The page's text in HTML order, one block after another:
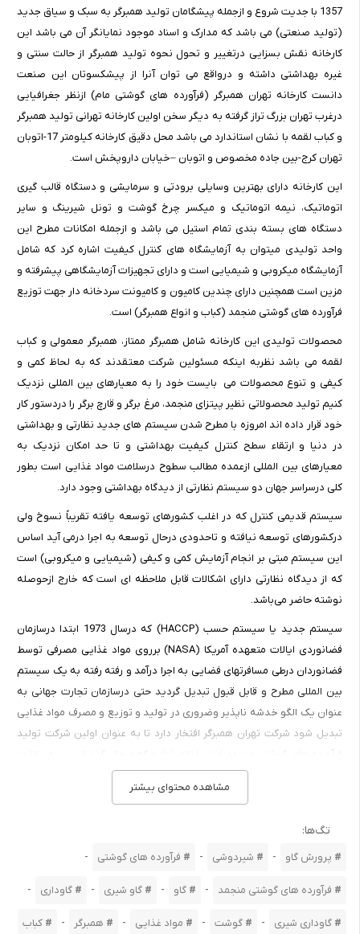
1357 با جدیت شروع و ازجمله پیشگامان تولید همبرگر به سبک و سیاق جدید
(تولید صنعتی) می باشد که مدارک و اسناد موجود نمایانگر آن می باشد این
کارخانه نقش بسزایی درتغییر و تحول نحوه تولید همبرگر از حالت سنتی و
غیره بهداشتی داشته و درواقع می توان آنرا از پیشکسوتان این صنعت
دانست کارخانه تهران همبرگر (فرآورده های گوشتی مام) ازنظر جغرافیایی
درغرب تهران بزرگ تراز گرفته به دیگر سخن اولین کارخانه تهرانی تولید همبرگر
و کباب لقمه با نشان استاندارد می باشد محل دقیق کارخانه کیلومتر 17-اتوبان
تهران کرج-بین جاده مخصوص و اتوبان –خیابان داروپخش است.
این کارخانه دارای بهترین وسایلی برودتی و سرمایشی و دستگاه قالب گیری
اتوماتیک، نیمه اتوماتیک و میکسر چرخ گوشت و تونل شیرینگ و سایر
دستگاه های بسته بندی تمام استیل می باشد و ازجمله امکانات مطرح این
واحد تولیدی میتوان به آزمایشگاه های کنترل کیفیت اشاره کرد که شامل
آزمایشگاه میکروبی و شیمیایی است و دارای تجهیزات آزمایشگاهی پیشرفته و
مزین است همچنین دارای چندین کامیون و کامیونت سردخانه دار جهت توزیع
فرآورده های گوشتی منجمد (کباب و انواع همبرگر) است.
محصولات تولیدی این کارخانه شامل همبرگر ممتاز، همبرگر معمولی و کباب
لقمه می باشد نظربه اینکه مسئولین شرکت معتقدند که به لحاظ کمی و
کیفی و تنوع محصولات می بایست خود را به معیارهای بین المللی نزدیک
کنیم تولید محصولاتی نظیر پیتزای منجمد، مرغ برگر و قارچ برگر را دردستور کار
خود قرار داده اند امروزه با مطرح شدن سیستم های جدید نظارتی و بهداشتی
در دنیا و ارتقاء سطح کنترل کیفیت بهداشتی و تا حد امکان نزدیک به
معیارهای بین المللی ازعمده مطالب سطوح درسلامت مواد غذایی است بطور
کلی درسراسر جهان دو سیستم نظارتی از دیدگاه بهداشتی وجود دارد.
سیستم قدیمی کنترل که در اغلب کشورهای توسعه یافته تقریباً نسوخ ولی
درکشورهای توسعه نیافته و تاحدودی درحال توسعه به اجرا درمی آید اساس
این سیستم مبتی بر انجام آزمایش کمی و کیفی (شیمیایی و میکروبی) است
که از دیدگاه نظارتی دارای اشکالات قابل ملاحظه ای است که خارج ازحوصله
نوشته حاضر می‌باشد.
سیستم جدید یا سیستم حسب (HACCP) که درسال 1973 ابتدا درسازمان
فضانوردی ایالات متعهده آمریکا (NASA) برروی مواد غذایی مصرفی توسط
فضانوردان درطی مسافرتهای فضایی به اجرا درآمد و رفته رفته به یک سیستم
بین المللی مطرح و قابل قبول تبدیل گردید حتی درسازمان تجارت جهانی به
عنوان یک الگو خدشه ناپذیر وضروری در تولید و توزیع و مصرف مواد غذایی
تبدیل شود شرکت تهران همبرگر افتخار دارد تا به عنوان اولین شرکت تولید
قدیمی به سیستم نظارت بهداشتی نو و براساس معیارهای بین المللی و
پیشرفته HACCP می باشد و دراین مورد تحقیقات منظمی را شروع نموده که
استاتید مجرب دانشگاه و منابع داخلی و خارجی تهیه شده و با جدیت تا اجرای
کامل سیستم HACCP به پیش می رود.
کادر اداری و اجرائی این شرکت شامل
1-هیئت مدیره 2-مدیر عامل 3-مدیریت بهداشتی 4-مدیریت اداری و
مشاهده محتوای بیشتر
تگ‌ها:
پرورش گاو - شیردوشی - فرآورده های گوشتی -
فرآورده های گوشتی منجمد - گاو - گاو شیری - گاوداری -
گاوداری شیری - گوشت - مواد غذایی - همبرگر - کباب